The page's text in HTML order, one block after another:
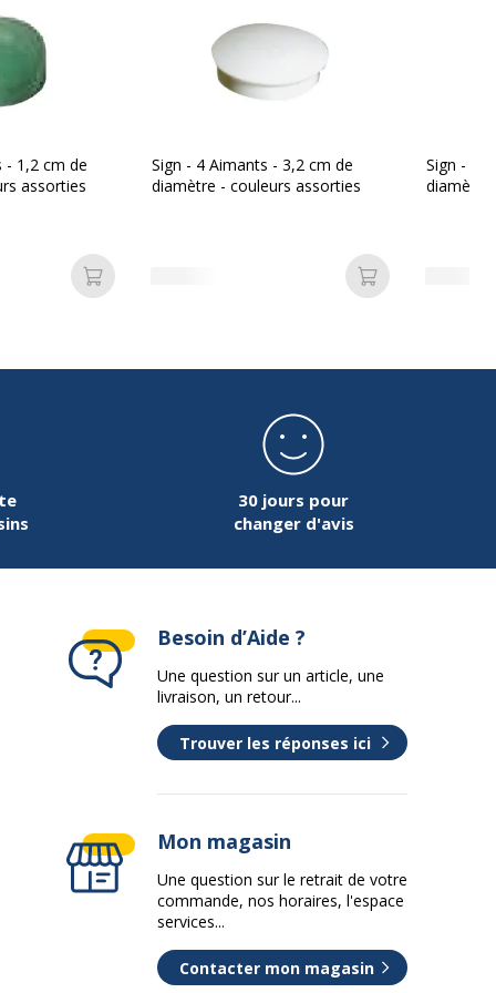
- 1,2 cm de
assorties
Ajouter au panier
Sign - 4 Aimants - 3,2 cm de
diamètre - couleurs assorties
Ajouter au
Sign - 4
diamètre
30 jours pour
changer d'avis
Besoin d’Aide ?
Une question sur un article, une
livraison, un retour...
Trouver les réponses ici
Mon magasin
Une question sur le retrait de votre
commande, nos horaires, l'espace
services...
Contacter mon magasin